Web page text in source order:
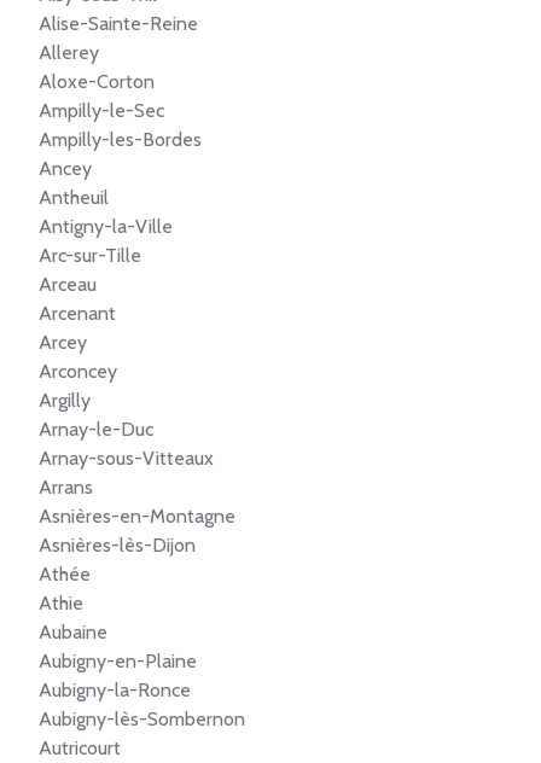
Alise-Sainte-Reine
Allerey
Aloxe-Corton
Ampilly-le-Sec
Ampilly-les-Bordes
Ancey
Antheuil
Antigny-la-Ville
Arc-sur-Tille
Arceau
Arcenant
Arcey
Arconcey
Argilly
Arnay-le-Duc
Arnay-sous-Vitteaux
Arrans
Asnières-en-Montagne
Asnières-lès-Dijon
Athée
Athie
Aubaine
Aubigny-en-Plaine
Aubigny-la-Ronce
Aubigny-lès-Sombernon
Autricourt